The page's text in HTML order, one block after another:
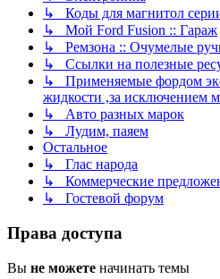
↳ Коды для магнитол
↳ Мой Ford Fusion :: Гараж
↳ Ремзона :: Очумелые
↳ Ссылки на полезные
↳ Применяемые фордом
жидкости ,за исключением
↳ Авто разных марок
↳ Лудим, паяем
Остальное
↳ Глас народа
↳ Коммерческие
↳ Гостевой форум
Права доступа
Вы не можете начинать темы